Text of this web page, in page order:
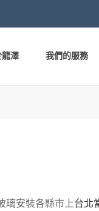
澤 我們的服務
璃安裝各縣市上台北